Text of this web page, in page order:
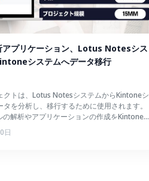
アプリケーション、Lotus Notesシス
システムへデータ移行
クトは、Lotus NotesシステムからKintoneシ
タを分析し、移行するために使用されます。
の解析やアプリケーションの作成をKintone
作業で行う時間を短縮することができま
日